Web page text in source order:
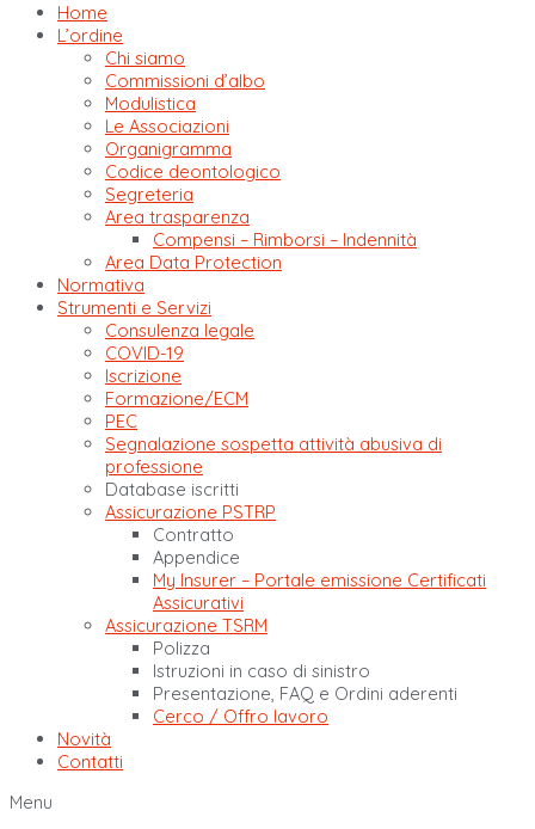
Home
L’ordine
Chi siamo
Commissioni d’albo
Modulistica
Le Associazioni
Organigramma
Codice deontologico
Segreteria
Area trasparenza
Compensi – Rimborsi – Indennità
Area Data Protection
Normativa
Strumenti e Servizi
Consulenza legale
COVID-19
Iscrizione
Formazione/ECM
PEC
Segnalazione sospetta attività abusiva di
professione
Database iscritti
Assicurazione PSTRP
Contratto
Appendice
My Insurer – Portale emissione Certificati
Assicurativi
Assicurazione TSRM
Polizza
Istruzioni in caso di sinistro
Presentazione, FAQ e Ordini aderenti
Cerco / Offro lavoro
Novità
Contatti
Menu